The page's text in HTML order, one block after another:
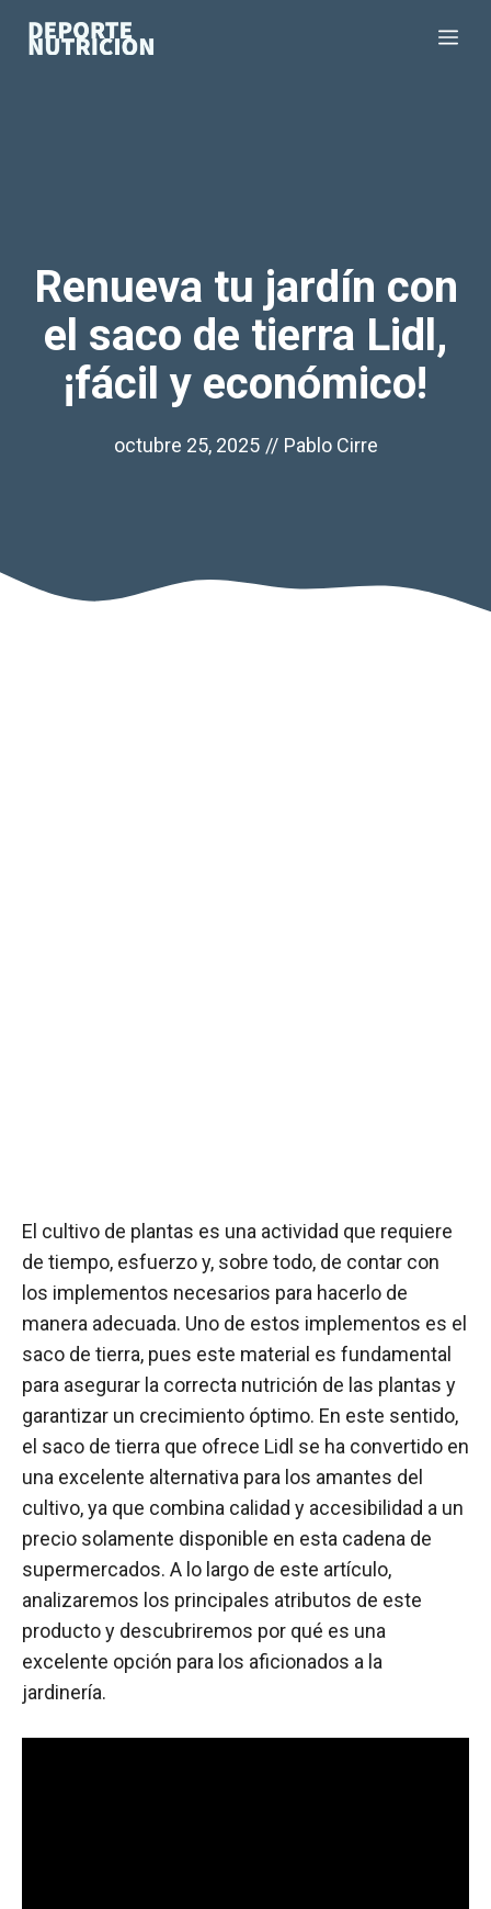
Renueva tu jardín con
el saco de tierra Lidl,
¡fácil y económico!
octubre 25, 2025 // Pablo Cirre
El cultivo de plantas es una actividad que requiere
de tiempo, esfuerzo y, sobre todo, de contar con
los implementos necesarios para hacerlo de
manera adecuada. Uno de estos implementos es el
saco de tierra, pues este material es fundamental
para asegurar la correcta nutrición de las plantas y
garantizar un crecimiento óptimo. En este sentido,
el saco de tierra que ofrece Lidl se ha convertido en
una excelente alternativa para los amantes del
cultivo, ya que combina calidad y accesibilidad a un
precio solamente disponible en esta cadena de
supermercados. A lo largo de este artículo,
analizaremos los principales atributos de este
producto y descubriremos por qué es una
excelente opción para los aficionados a la
jardinería.